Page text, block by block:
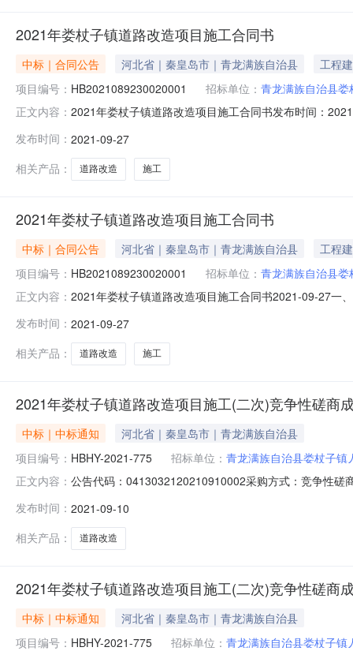
2021年娄杖子镇道路改造项目施工合同书
中标｜合同公告 河北省｜秦皇岛市｜青龙满族自治县
工程
项目编号： HB2021089230020001 招标单位： 青龙满族自治县
正文内容： 2021年娄杖子镇道路改造项目施工合同书发布时间：
交叉路口北侧联系方式：杨亦兴供应商：唐山大成路桥
发布时间： 2021-09-27
相关产品：
道路改造 施工
2021年娄杖子镇道路改造项目施工合同书
中标｜合同公告 河北省｜秦皇岛市｜青龙满族自治县
工程
项目编号： HB2021089230020001 招标单位： 青龙满族自治县
正文内容： 2021年娄杖子镇道路改造项目施工合同书2021-09-27一
府联系方式：13933660205供应商（乙方）：唐山大成
发布时间： 2021-09-27
相关产品：
道路改造 施工
2021年娄杖子镇道路改造项目施工(二次)竞争性磋商
中标｜中标通知
河北省｜秦皇岛市｜青龙满族自治县
项目编号： HBHY-2021-775 招标单位： 青龙满族自治县娄杖子镇
正文内容： 公告代码：0413032120210910002采购方式：竞争性磋
09-10采购项目编号：HBHY-2021-775采购人名称：青
发布时间： 2021-09-10
相关产品：
道路改造
2021年娄杖子镇道路改造项目施工(二次)竞争性磋商
中标｜中标通知
河北省｜秦皇岛市｜青龙满族自治县
项目编号： HBHY-2021-775 招标单位： 青龙满族自治县娄杖子镇